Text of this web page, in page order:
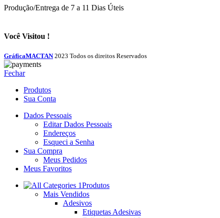
Produção/Entrega de 7 a 11 Dias Úteis
Você Visitou !
GráficaMACTAN 2023 Todos os direitos Reservados
Fechar
Produtos
Sua Conta
Dados Pessoais
Editar Dados Pessoais
Endereços
Esqueci a Senha
Sua Compra
Meus Pedidos
Meus Favoritos
Produtos
Mais Vendidos
Adesivos
Etiquetas Adesivas